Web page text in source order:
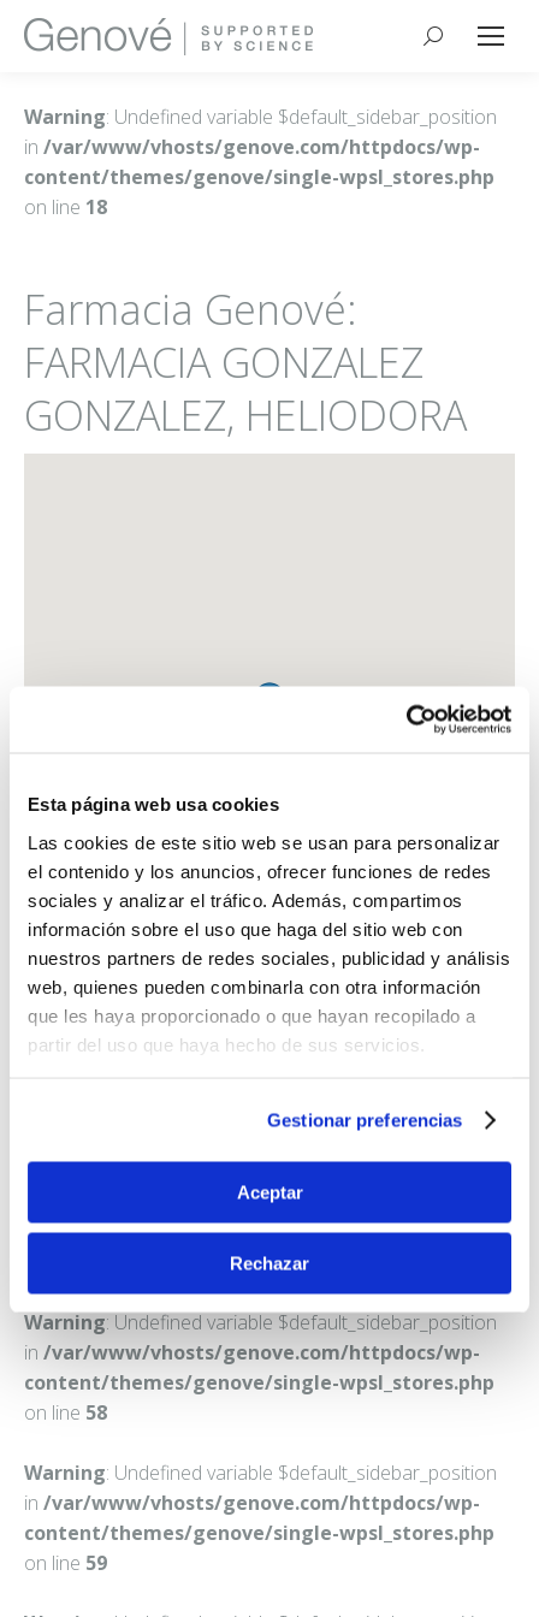
Esta página web usa cookies
Las cookies de este sitio web se usan para personalizar
el contenido y los anuncios, ofrecer funciones de redes
sociales y analizar el tráfico. Además, compartimos
información sobre el uso que haga del sitio web con
nuestros partners de redes sociales, publicidad y análisis
web, quienes pueden combinarla con otra información
que les haya proporcionado o que hayan recopilado a
partir del uso que haya hecho de sus servicios.
Gestionar preferencias
Aceptar
Rechazar
Buscar:
Warning: Undefined variable $default_sidebar_position
in /var/www/vhosts/genove.com/httpdocs/wp-
content/themes/genove/single-wpsl_stores.php
on line 18
Farmacia Genové:
FARMACIA GONZALEZ
GONZALEZ, HELIODORA
FARMACIA GONZALEZ GONZALEZ, HELIODORA
PS. DE LAS ACACIAS, 7
Warning: Undefined variable $default_sidebar_position
in /var/www/vhosts/genove.com/httpdocs/wp-
content/themes/genove/single-wpsl_stores.php
on line 58
Warning: Undefined variable $default_sidebar_position
in /var/www/vhosts/genove.com/httpdocs/wp-
content/themes/genove/single-wpsl_stores.php
on line 59